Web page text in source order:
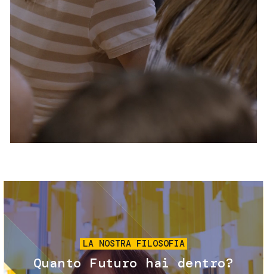
Servizi e accessibilità
Contatti
FAQ
Biglietti
Immagine
LA NOSTRA FILOSOFIA
Quanto Futuro hai dentro?